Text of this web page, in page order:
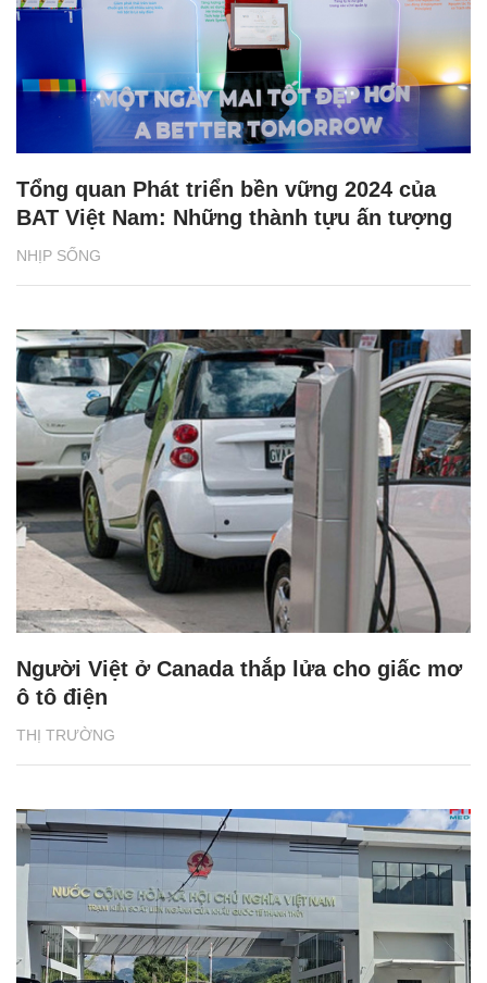
NHỊP SỐNG
Tổng quan Phát triển bền vững 2024 của
BAT Việt Nam: Những thành tựu ấn tượng
THỊ TRƯỜNG
Người Việt ở Canada thắp lửa cho giấc mơ
ô tô điện